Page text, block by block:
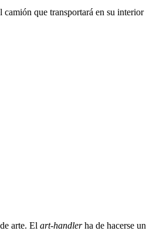
que transportará en su
arte. El art-handlerha de hacerse